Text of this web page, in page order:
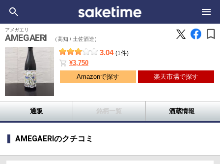
AMEGAERI
アメガエリ
（高知 / 土佐酒造） bookmark
3.04 (1件)
shopping_cart ¥3,750
Amazonで探す 楽天市場で探す
通販 銘柄一覧 酒蔵情報
AMEGAERIのクチコミ